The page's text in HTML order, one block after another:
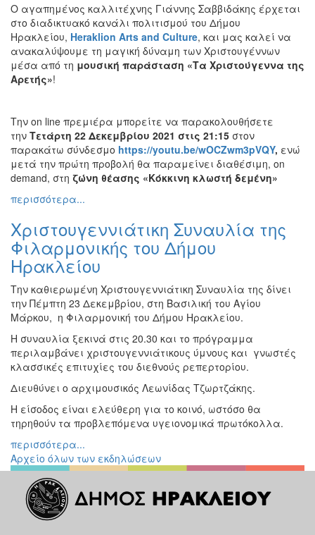
Ο αγαπημένος καλλιτέχνης Γιάννης Σαββιδάκης έρχεται
στο διαδικτυακό κανάλι πολιτισμού του Δήμου
Ηρακλείου, Heraklion Arts and Culture, και μας καλεί να
ανακαλύψουμε τη μαγική δύναμη των Χριστουγέννων
μέσα από τη μουσική παράσταση «Τα Χριστούγεννα της
Αρετής»!
Την on line πρεμιέρα μπορείτε να παρακολουθήσετε
την Τετάρτη 22 Δεκεμβρίου 2021 στις 21:15 στον
παρακάτω σύνδεσμο https://youtu.be/wOCZwm3pVQY, ενώ
μετά την πρώτη προβολή θα παραμείνει διαθέσιμη, on
demand, στη ζώνη θέασης «Κόκκινη κλωστή δεμένη»
περισσότερα...
Χριστουγεννιάτικη Συναυλία της
Φιλαρμονικής του Δήμου
Ηρακλείου
Την καθιερωμένη Χριστουγεννιάτικη Συναυλία της δίνει
την Πέμπτη 23 Δεκεμβρίου, στη Βασιλική του Αγίου
Μάρκου, η Φιλαρμονική του Δήμου Ηρακλείου.
Η συναυλία ξεκινά στις 20.30 και το πρόγραμμα
περιλαμβάνει χριστουγεννιάτικους ύμνους και γνωστές
κλασσικές επιτυχίες του διεθνούς ρεπερτορίου.
Διευθύνει ο αρχιμουσικός Λεωνίδας Τζωρτζάκης.
Η είσοδος είναι ελεύθερη για το κοινό, ωστόσο θα
τηρηθούν τα προβλεπόμενα υγειονομικά πρωτόκολλα.
περισσότερα...
Αρχείο όλων των εκδηλώσεων